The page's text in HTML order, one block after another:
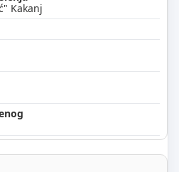
Kakanj